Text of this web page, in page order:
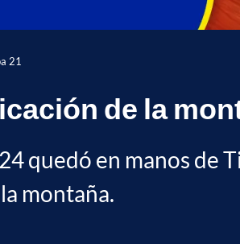
21
de la
quedó en manos de
montaña.